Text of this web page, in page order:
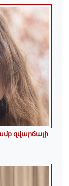
զվարճալի